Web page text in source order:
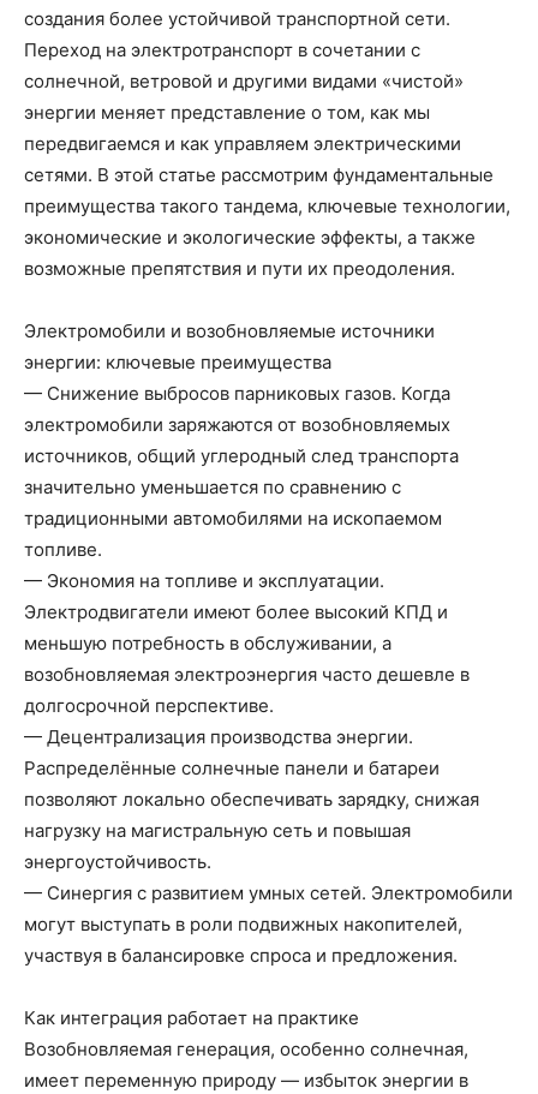
создания более устойчивой транспортной сети.
Переход на электротранспорт в сочетании с
солнечной, ветровой и другими видами «чистой»
энергии меняет представление о том, как мы
передвигаемся и как управляем электрическими
сетями. В этой статье рассмотрим фундаментальные
преимущества такого тандема, ключевые технологии,
экономические и экологические эффекты, а также
возможные препятствия и пути их преодоления.
Электромобили и возобновляемые источники
энергии: ключевые преимущества
— Снижение выбросов парниковых газов. Когда
электромобили заряжаются от возобновляемых
источников, общий углеродный след транспорта
значительно уменьшается по сравнению с
традиционными автомобилями на ископаемом
топливе.
— Экономия на топливе и эксплуатации.
Электродвигатели имеют более высокий КПД и
меньшую потребность в обслуживании, а
возобновляемая электроэнергия часто дешевле в
долгосрочной перспективе.
— Децентрализация производства энергии.
Распределённые солнечные панели и батареи
позволяют локально обеспечивать зарядку, снижая
нагрузку на магистральную сеть и повышая
энергоустойчивость.
— Синергия с развитием умных сетей. Электромобили
могут выступать в роли подвижных накопителей,
участвуя в балансировке спроса и предложения.
Как интеграция работает на практике
Возобновляемая генерация, особенно солнечная,
имеет переменную природу — избыток энергии в